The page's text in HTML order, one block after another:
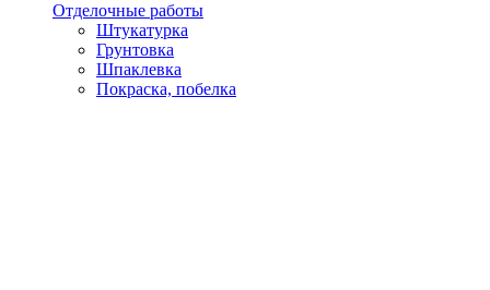
Отделочные работы
Штукатурка
Грунтовка
Шпаклевка
Покраска, побелка